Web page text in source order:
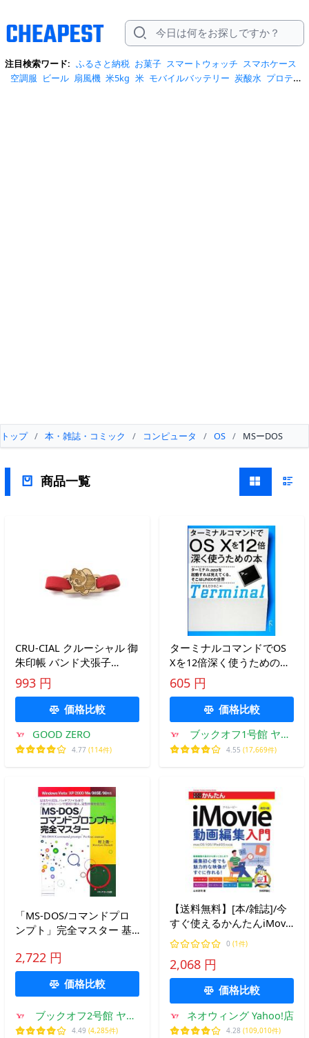
注目検索ワード: ふるさと納税 お菓子 スマートウォッチ スマホケース
空調服 ビール 扇風機 米5kg 米 モバイルバッテリー 炭酸水 プロテイ
トップ / 本・雑誌・コミック / コンピュータ / OS / MSーDOS
商品一覧
CRU-CIAL クルーシャル 御
朱印帳 バンド犬張子
H200062DO
993 円
価格比較
GOOD ZERO
4.77 (114件)
ターミナルコマンドでOS
Xを12倍深く使うための本
ターミナル.appを起動すれ
ば見えてくる、そこはU
605 円
価格比較
ブックオフ1号館 ヤフ
ーショッピング店
4.55 (17,669件)
「MS-DOS/コマンドプロ
ンプト」完全マスター 基
ルまでさまざまなシーンで
便利に使え、定
2,722 円
価格比較
ブックオフ2号館 ヤフ
ーショッピング店
4.49 (4,285件)
【送料無料】[本/雑誌]/今
すぐ使えるかんたんiMovie
動画編集入門 (Imasugu
Tsukaeru Kantan Series)/
山本浩司/著
0 (1件)
2,068 円
価格比較
ネオウィング Yahoo!店
4.28 (109,010件)